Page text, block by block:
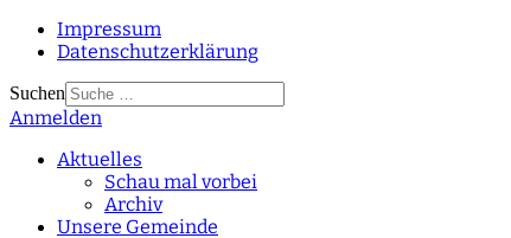
Impressum
Datenschutzerklärung
Suchen
Type 2 or more
Anmelden
Aktuelles
Schau mal vorbei
Archiv
Unsere Gemeinde